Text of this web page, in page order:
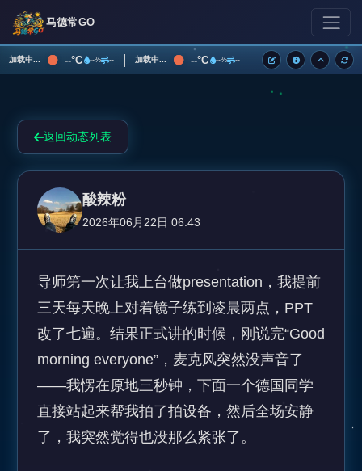
马德常GO
加载中... --°C --% -- | 加载中... --°C --% --
返回动态列表
酸辣粉
2026年06月22日 06:43
导师第一次让我上台做presentation，我提前
三天每天晚上对着镜子练到凌晨两点，PPT
改了七遍。结果正式讲的时候，刚说完“Good
morning everyone”，麦克风突然没声音了
——我愣在原地三秒钟，下面一个德国同学
直接站起来帮我拍了拍设备，然后全场安静
了，我突然觉得也没那么紧张了。